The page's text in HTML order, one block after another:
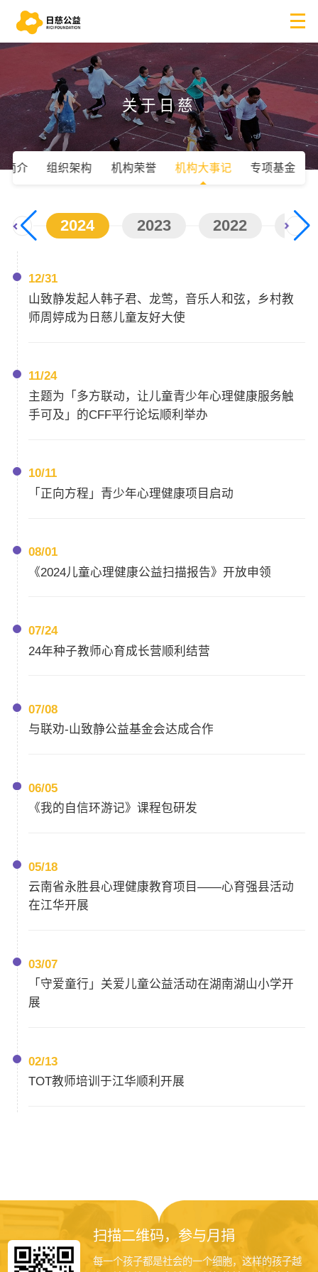
关于日慈
简介 组织架构 机构荣誉 机构大事记 专项基金
2024 2023 2022
12/31
山致静发起人韩子君、龙莺，音乐人和弦，乡村教
师周婷成为日慈儿童友好大使
11/24
主题为「多方联动，让儿童青少年心理健康服务触
手可及」的CFF平行论坛顺利举办
10/11
「正向方程」青少年心理健康项目启动
08/01
《2024儿童心理健康公益扫描报告》开放申领
07/24
24年种子教师心育成长营顺利结营
07/08
与联劝-山致静公益基金会达成合作
06/05
《我的自信环游记》课程包研发
05/18
云南省永胜县心理健康教育项目——心育强县活动
在江华开展
03/07
「守爱童行」关爱儿童公益活动在湖南湖山小学开
展
02/13
TOT教师培训于江华顺利开展
扫描二维码，参与月捐
每一个孩子都是社会的一个细胞，这样的孩子越